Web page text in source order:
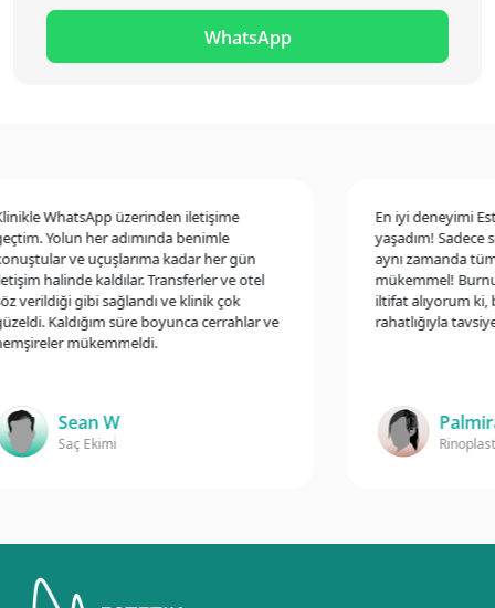
WhatsApp
WhatsApp üzerinden iletişime
Yolun her adımında benimle
ve uçuşlarıma kadar her gün
halinde kaldılar. Transferler ve otel
verildiği gibi sağlandı ve klinik çok
Kaldığım süre boyunca cerrahlar ve
mükemmeldi.
Sean W
Saç Ekimi
En iyi deneyimi
yaşadım! Sadece
aynı zamanda tüm
mükemmel!
iltifat alıyorum ki,
rahatlığıyla tavsiye
Palmira
Rinoplasti